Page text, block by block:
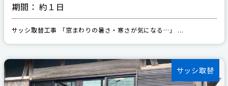
期間： 約１日
サッシ取替工事 「窓まわりの暑さ・寒さが気になる…」 ...
サッシ取替